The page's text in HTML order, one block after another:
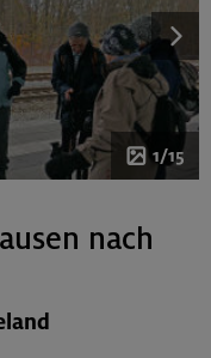
1/15
nach